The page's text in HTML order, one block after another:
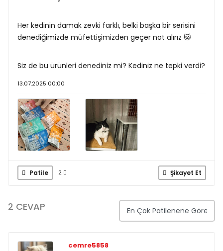
Her kedinin damak zevki farklı, belki başka bir serisini
denediğimizde müfettişimizden geçer not alırız 🐱
Siz de bu ürünleri denediniz mi? Kediniz ne tepki verdi?
13.07.2025 00:00
Patile 2 Şikayet Et
2 CEVAP
cemre5858